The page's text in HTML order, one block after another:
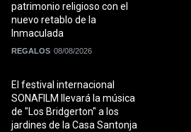
patrimonio religioso con el
nuevo retablo de la
Inmaculada
REGALOS 08/08/2026
El festival internacional
SONAFILM llevará la música
de "Los Bridgerton" a los
jardines de la Casa Santonja